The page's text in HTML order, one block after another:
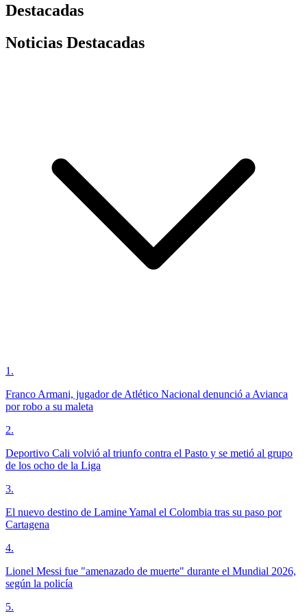
Destacadas
Noticias Destacadas
1 .
Franco Armani, jugador de Atlético Nacional denunció a Avianca
por robo a su maleta
2.
Deportivo Cali volvió al triunfo contra el Pasto y se metió al grupo
de los ocho de la Liga
3.
El nuevo destino de Lamine Yamal el Colombia tras su paso por
Cartagena
4.
Lionel Messi fue "amenazado de muerte" durante el Mundial 2026,
según la policía
5.